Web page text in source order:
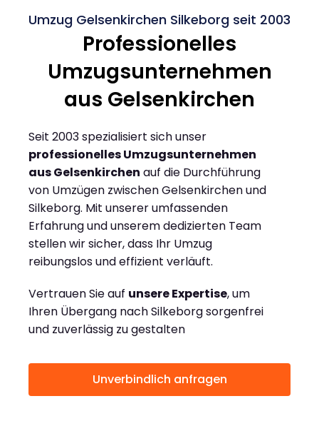
Umzug Gelsenkirchen Silkeborg seit 2003
Professionelles
Umzugsunternehmen
aus Gelsenkirchen
Seit 2003 spezialisiert sich unser
professionelles Umzugsunternehmen
aus Gelsenkirchen auf die Durchführung
von Umzügen zwischen Gelsenkirchen und
Silkeborg. Mit unserer umfassenden
Erfahrung und unserem dedizierten Team
stellen wir sicher, dass Ihr Umzug
reibungslos und effizient verläuft.
Vertrauen Sie auf unsere Expertise, um
Ihren Übergang nach Silkeborg sorgenfrei
und zuverlässig zu gestalten
Unverbindlich anfragen